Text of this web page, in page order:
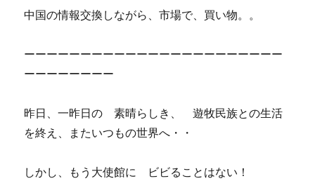
中国の情報交換しながら、市場で、買い物。。
ーーーーーーーーーーーーーーーーーーーーーーー
ーーーーーーーー
昨日、一昨日の 素晴らしき、 遊牧民族との生活
を終え、またいつもの世界へ・・
しかし、もう大使館に ビビることはない！